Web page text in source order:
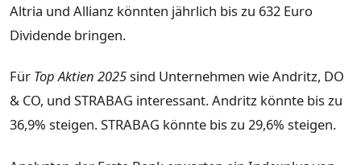
Altria und Allianz könnten jährlich bis zu 632 Euro
Dividende bringen.
Für Top Aktien 2025sind Unternehmen wie Andritz, DO
& CO, und STRABAG interessant. Andritz könnte bis zu
36,9% steigen. STRABAG könnte bis zu 29,6% steigen.